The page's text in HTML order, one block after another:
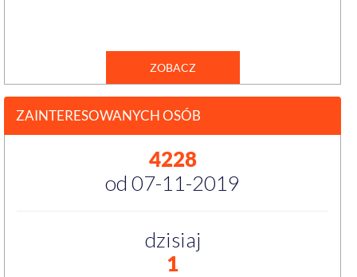
ZOBACZ
ZAINTERESOWANYCH OSÓB
4228
od 07-11-2019
dzisiaj
1